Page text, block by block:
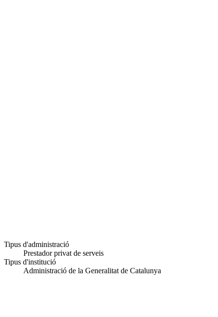
Tipus d'administració
Prestador privat de serveis
Tipus d'institució
Administració de la Generalitat de Catalunya